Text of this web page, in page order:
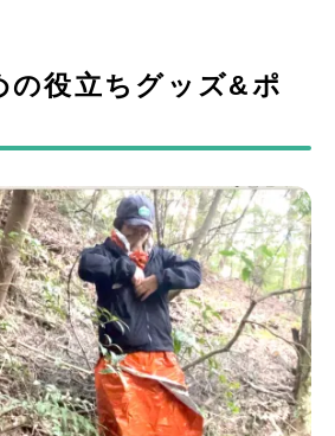
の役立ちグッズ&ポ